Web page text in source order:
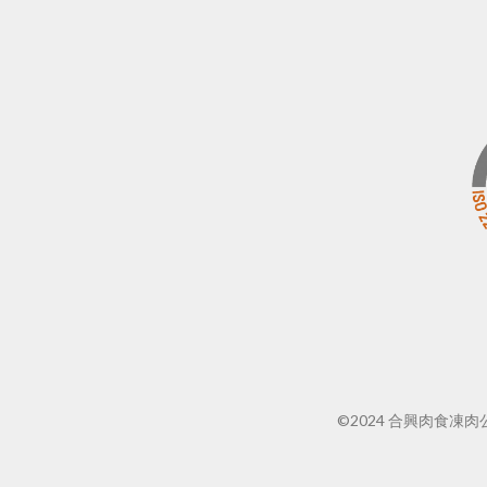
©2024 合興肉食凍肉